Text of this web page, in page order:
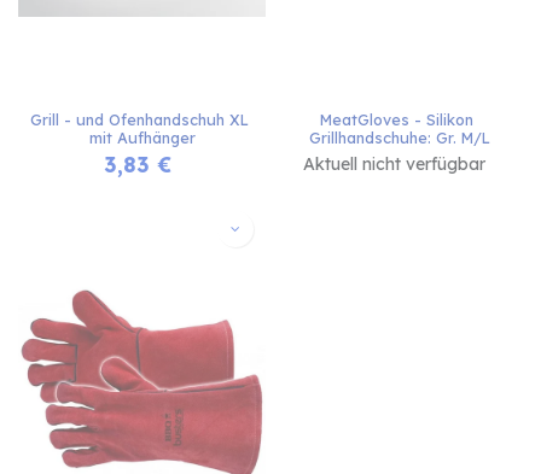
Grill - und Ofenhandschuh XL
mit Aufhänger
3,83 €
MeatGloves - Silikon
Grillhandschuhe: Gr. M/L
Aktuell nicht verfügbar